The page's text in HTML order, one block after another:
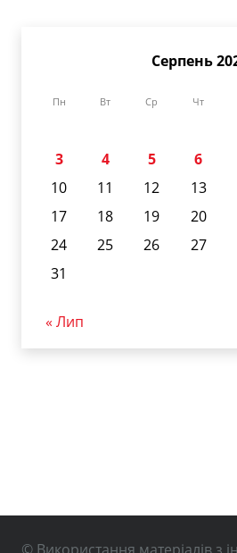
Серпень
Пн Вт Ср Чт
3
4 5 6
10
11 12 13
17
18 19 20
24
25 26 27
31
« Лип